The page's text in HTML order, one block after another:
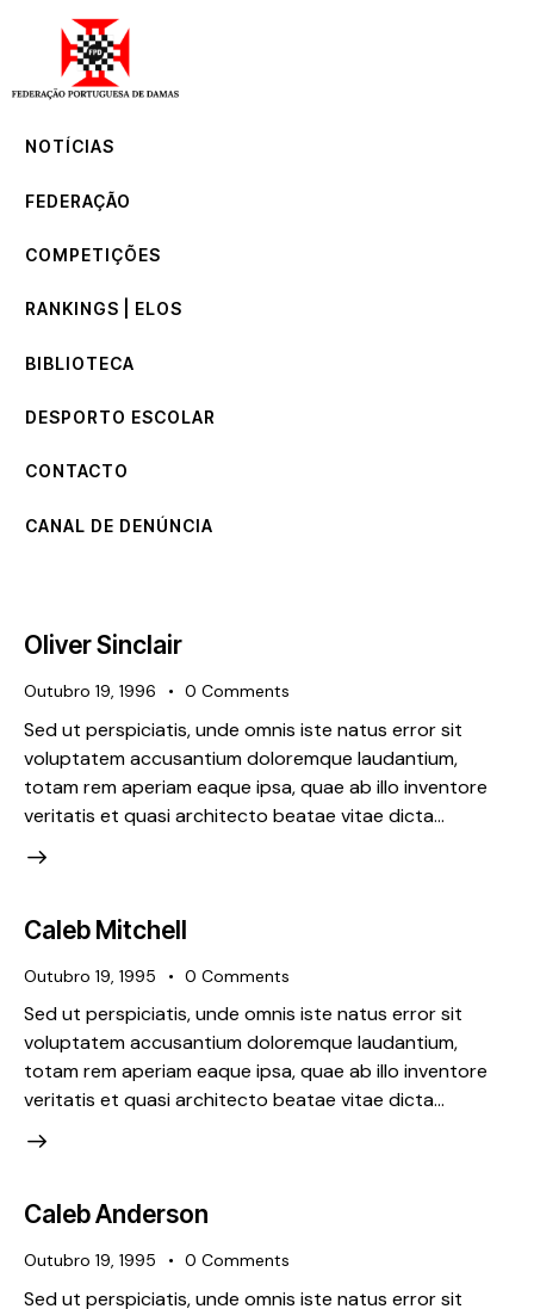
NOTÍCIAS
FEDERAÇÃO
COMPETIÇÕES
RANKINGS | ELOS
BIBLIOTECA
DESPORTO ESCOLAR
CONTACTO
CANAL DE DENÚNCIA
Oliver Sinclair
Outubro 19, 1996 0 Comments
Sed ut perspiciatis, unde omnis iste natus error sit
voluptatem accusantium doloremque laudantium,
totam rem aperiam eaque ipsa, quae ab illo inventore
veritatis et quasi architecto beatae vitae dicta…
Caleb Mitchell
Outubro 19, 1995 0 Comments
Sed ut perspiciatis, unde omnis iste natus error sit
voluptatem accusantium doloremque laudantium,
totam rem aperiam eaque ipsa, quae ab illo inventore
veritatis et quasi architecto beatae vitae dicta…
Caleb Anderson
Outubro 19, 1995 0 Comments
Sed ut perspiciatis, unde omnis iste natus error sit